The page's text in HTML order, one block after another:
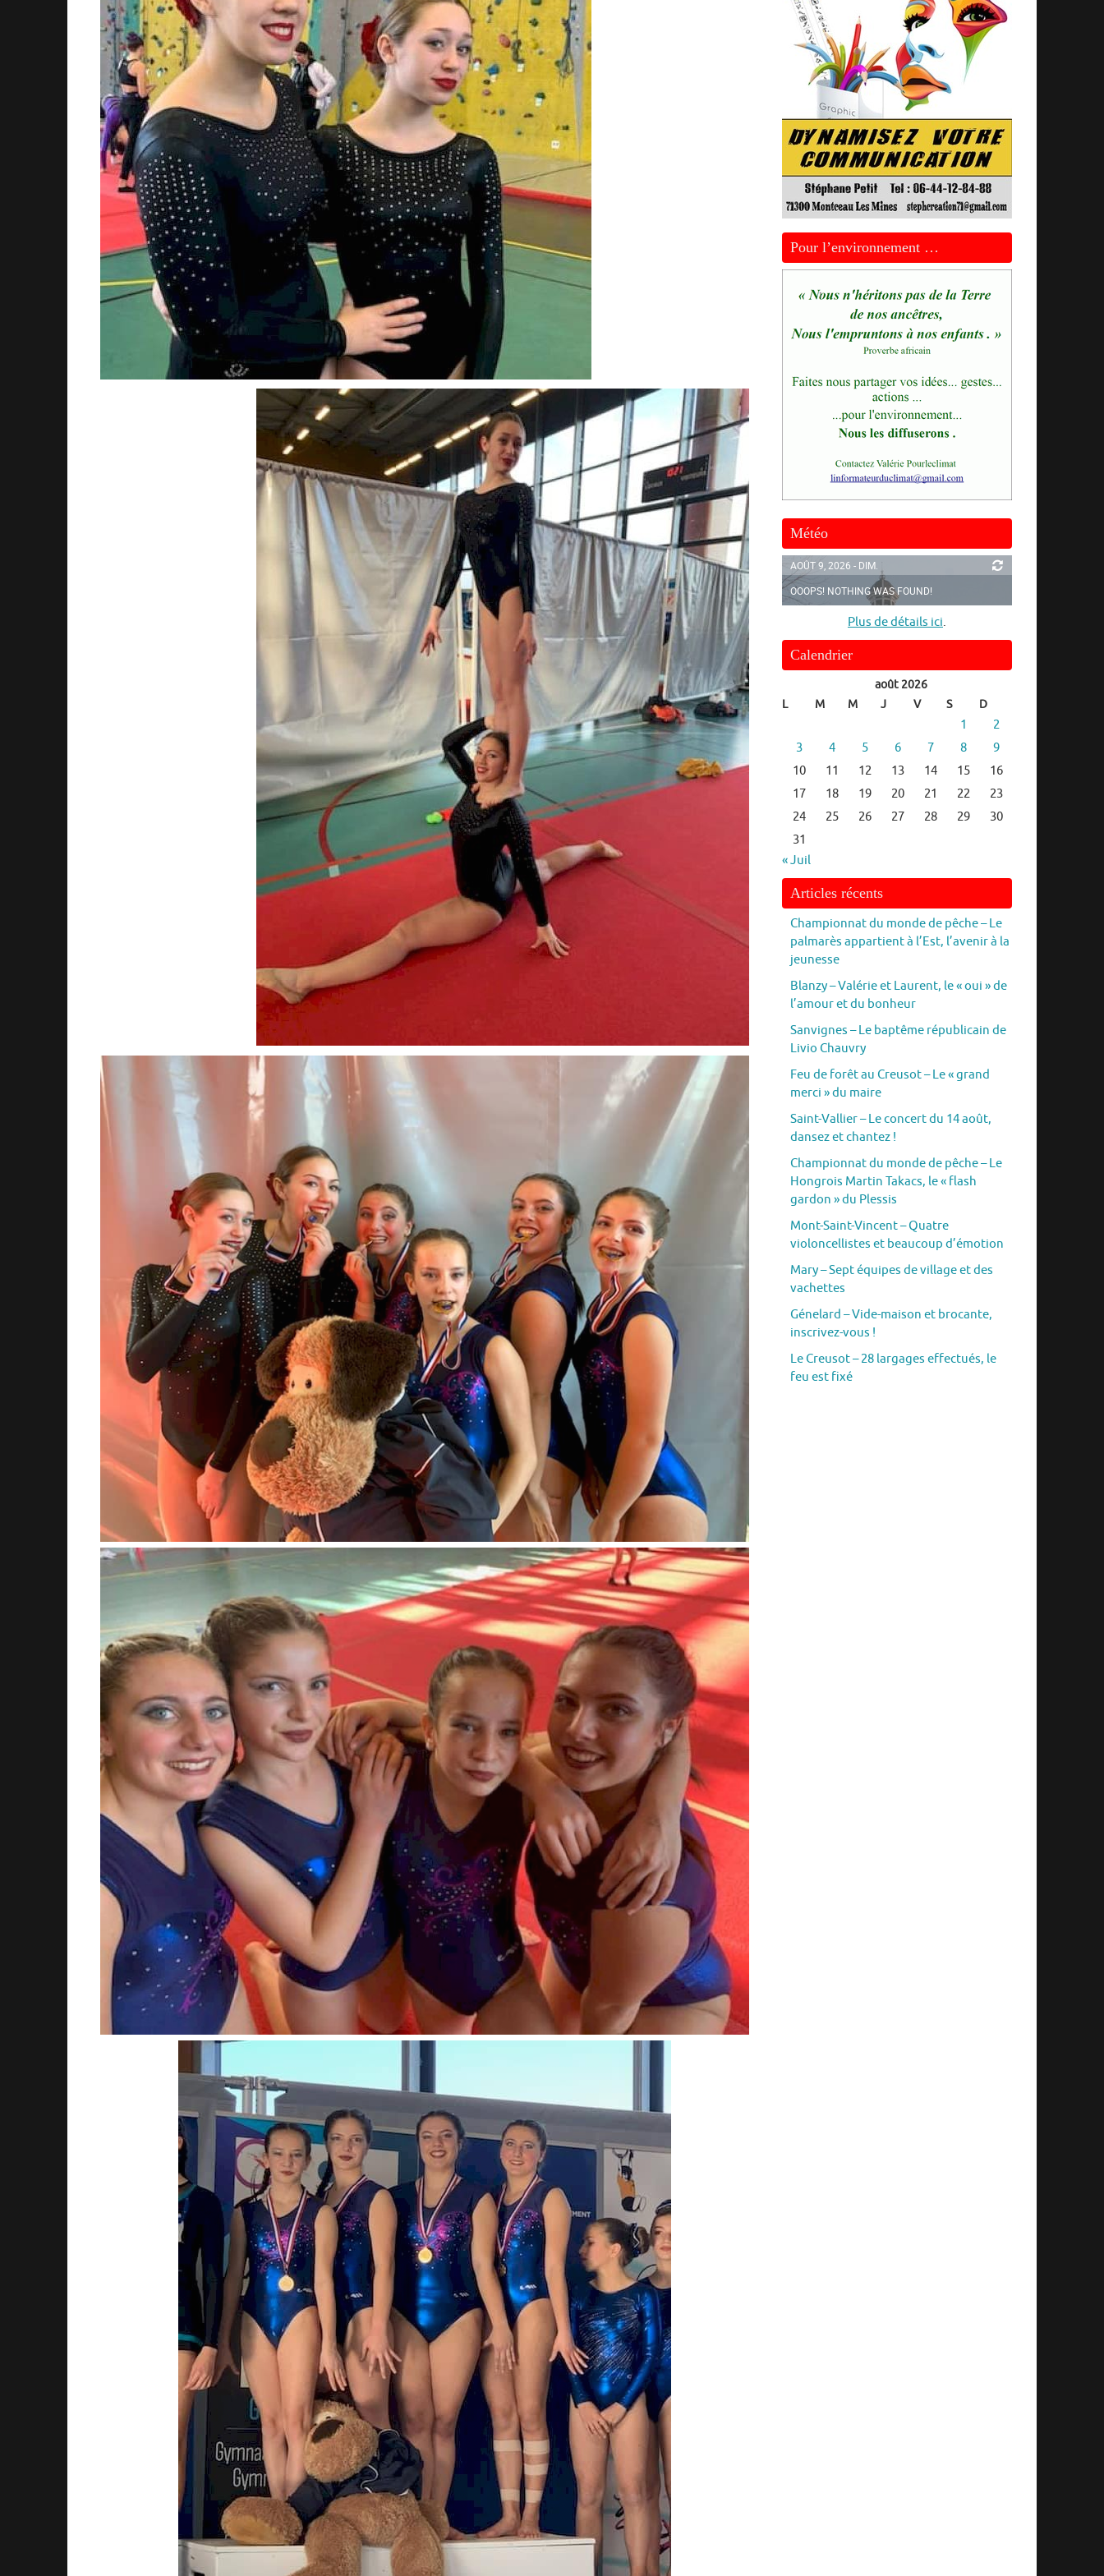
Pour l’environnement …
Météo
AOÛT 9, 2026 - DIM.
OOOPS! NOTHING WAS FOUND!
Plus de détails ici.
Calendrier
août 2026
L
M M J V S D
1
2
3
4 5 6 7 8
9
10
11 12 13 14 15
16
17
18 19 20 21 22
23
24
25 26 27 28 29
30
31
« Juil
Articles récents
Championnat du monde de pêche – Le
palmarès appartient à l’Est, l’avenir à la
jeunesse
Blanzy – Valérie et Laurent, le « oui » de
l’amour et du bonheur
Sanvignes – Le baptême républicain de
Livio Chauvry
Feu de forêt au Creusot – Le « grand
merci » du maire
Saint-Vallier – Le concert du 14 août,
dansez et chantez !
Championnat du monde de pêche – Le
Hongrois Martin Takacs, le « flash
gardon » du Plessis
Mont-Saint-Vincent – Quatre
violoncellistes et beaucoup d’émotion
Mary – Sept équipes de village et des
vachettes
Génelard – Vide-maison et brocante,
inscrivez-vous !
Le Creusot – 28 largages effectués, le
feu est fixé